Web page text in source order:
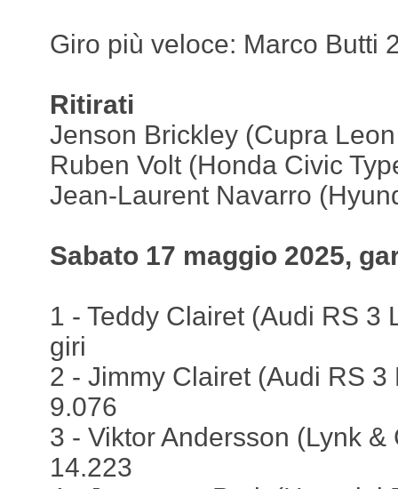
Giro più veloce: Marco Butti
Ritirati
Jenson Brickley (Cupra
Ruben Volt (Honda Civic
Jean-Laurent Navarro
Sabato 17 maggio 2025,
1 - Teddy Clairet (Audi RS 3
giri
2 - Jimmy Clairet (Audi RS 3
9.076
3 - Viktor Andersson (Lynk &
14.223